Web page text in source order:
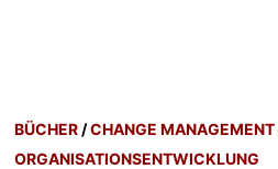
BÜCHER /CHANGE MANAGEMENT
ORGANISATIONSENTWICKLUNG